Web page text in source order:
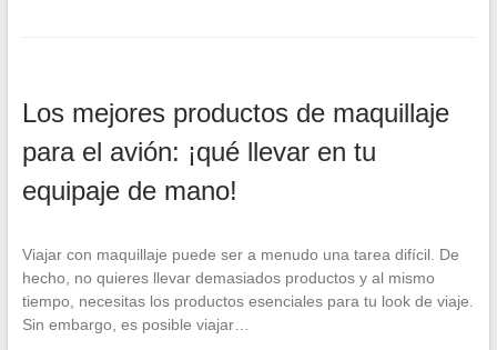
Los mejores productos de maquillaje
para el avión: ¡qué llevar en tu
equipaje de mano!
Viajar con maquillaje puede ser a menudo una tarea difícil. De
hecho, no quieres llevar demasiados productos y al mismo
tiempo, necesitas los productos esenciales para tu look de viaje.
Sin embargo, es posible viajar…